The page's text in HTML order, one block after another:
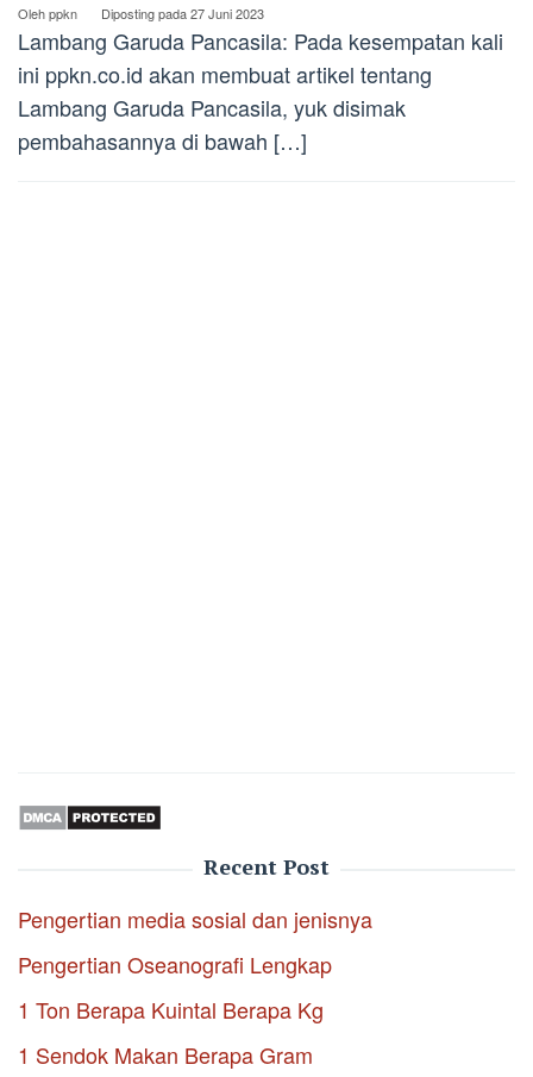
Olehppkn Diposting pada27 Juni 2023
Lambang Garuda Pancasila: Pada kesempatan kali
ini ppkn.co.id akan membuat artikel tentang
Lambang Garuda Pancasila, yuk disimak
pembahasannya di bawah […]
Recent Post
Pengertian media sosial dan jenisnya
Pengertian Oseanografi Lengkap
1 Ton Berapa Kuintal Berapa Kg
1 Sendok Makan Berapa Gram